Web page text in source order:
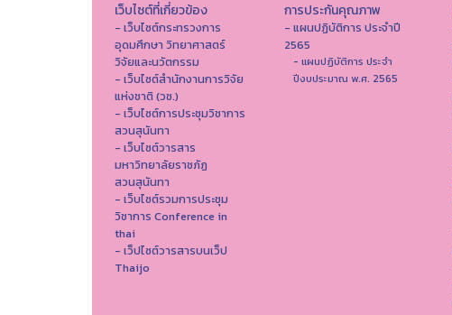
เว็บไซต์ที่เกี่ยวข้อง
- เว็บไซต์กระทรวงการ
อุดมศึกษา วิทยาศาสตร์
วิจัยและนวัตกรรม
- เว็บไซต์สำนักงานการวิจัย
แห่งชาติ (วช.)
- เว็บไซต์การประชุมวิชาการ
สวนสุนันทา
- เว็บไซต์วารสาร
มหาวิทยาลัยราชภัฏ
สวนสุนันทา
- เว็บไซต์รวมการประชุม
วิชาการ Conference in
thai
- เว็ปไซต์วารสารบนเว็ป
Thaijo
การประกันคุณภาพ
- แผนปฏิบัติการ ประจำปี
2565
- แผนปฏิบัติการ ประจำ
ปีงบประมาณ พ.ศ. 2565